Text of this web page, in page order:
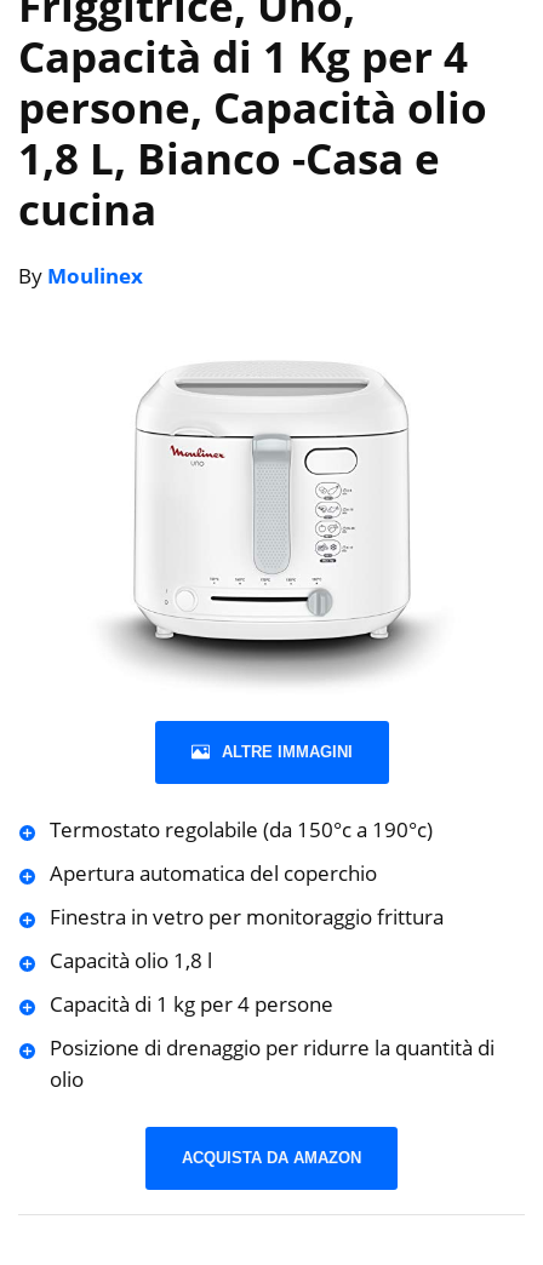
Capacità di 1 Kg per 4
persone, Capacità olio
1,8 L, Bianco -Casa e
cucina
By Moulinex
ALTRE IMMAGINI
Termostato regolabile (da 150°c a 190°c)
Apertura automatica del coperchio
Finestra in vetro per monitoraggio frittura
Capacità olio 1,8 l
Capacità di 1 kg per 4 persone
Posizione di drenaggio per ridurre la quantità di
olio
ACQUISTA DA AMAZON